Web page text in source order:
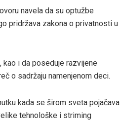
navela da su optužbe
pridržava zakona o privatnosti u
i da poseduje razvijene
o sadržaju namenjenom deci.
kada se širom sveta pojačava
tehnološke i striming